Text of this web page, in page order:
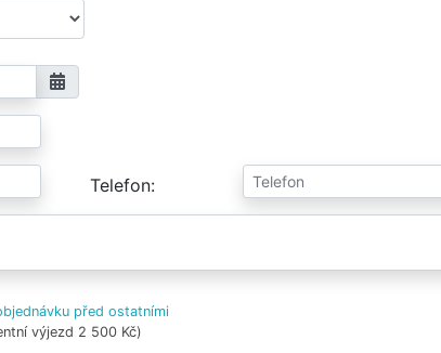
Telefon
před ostatními
výjezd 2 500 Kč)